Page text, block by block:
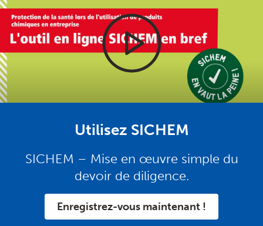
Utilisez SICHEM
SICHEM – Mise en œuvre simple du
devoir de diligence.
Enregistrez-vous maintenant !